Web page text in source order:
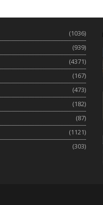
(1036)
(939)
(4371)
(167)
(473)
(182)
(87)
(1121)
(303)